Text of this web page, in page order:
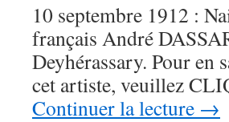
10 septembre 1912 :
français André
Deyhérassary. Pour en
cet artiste, veuillez
Continuer la lecture →